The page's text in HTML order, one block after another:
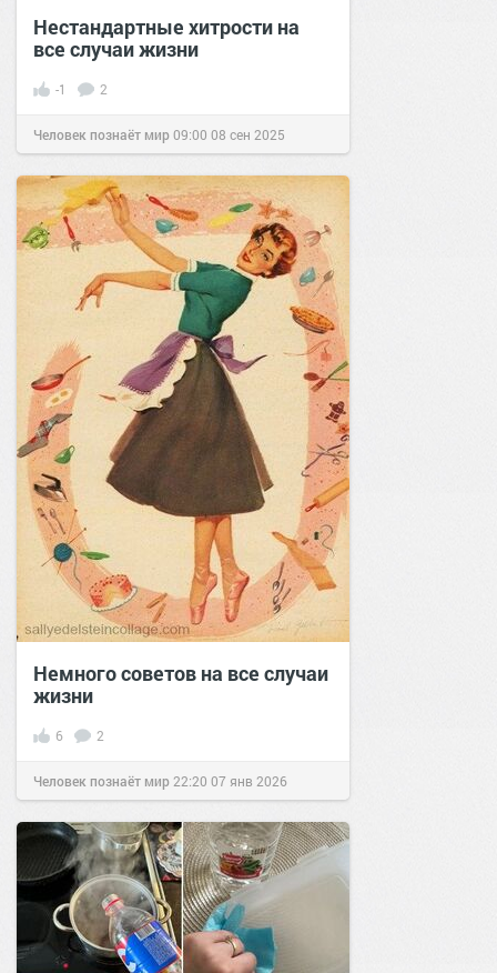
Нестандартные хитрости на
все случаи жизни
-1 2
Человек познаёт мир09:00 08 сен 2025
Немного советов на все случаи
жизни
6 2
Человек познаёт мир 22:20 07 янв 2026